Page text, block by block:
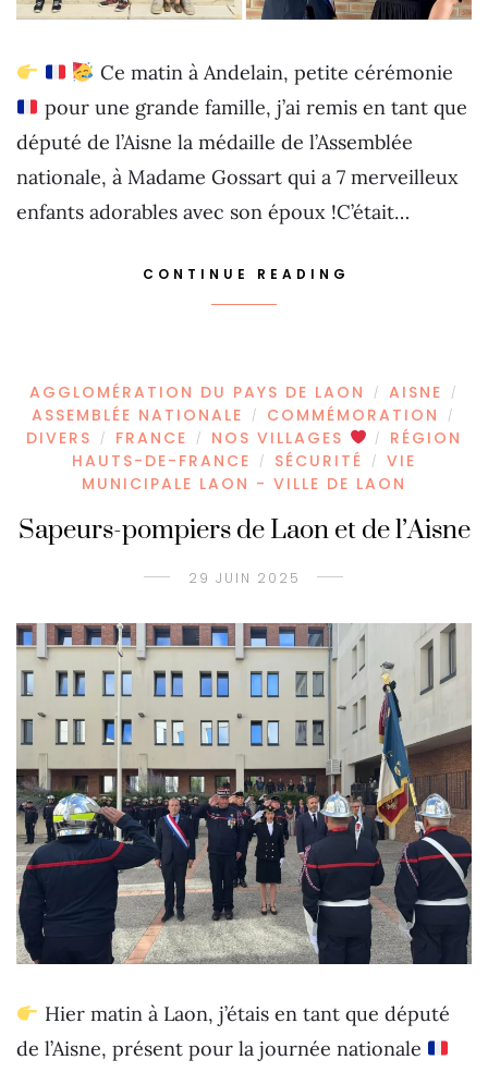
Ce matin à Andelain, petite cérémonie
pour une grande famille, j’ai remis en tant que
député de l’Aisne la médaille de l’Assemblée
nationale, à Madame Gossart qui a 7 merveilleux
enfants adorables avec son époux !C’était…
CONTINUE READING
AGGLOMÉRATION DU PAYS DE LAON / AISNE /
ASSEMBLÉE NATIONALE / COMMÉMORATION /
DIVERS / FRANCE / NOS VILLAGES /
RÉGION
HAUTS-DE-FRANCE
/ SÉCURITÉ /
VIE
MUNICIPALE LAON - VILLE DE LAON
Sapeurs-pompiers de Laon et de l’Aisne
29 JUIN 2025
Hier matin à Laon, j’étais en tant que député
de l’Aisne, présent pour la journée nationale